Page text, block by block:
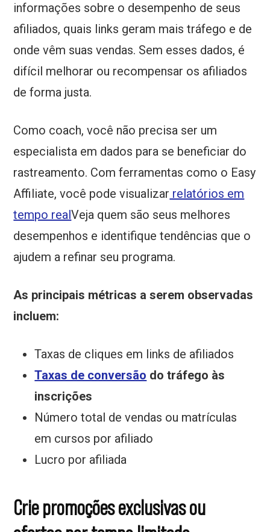
informações sobre o desempenho de seus
afiliados, quais links geram mais tráfego e de
onde vêm suas vendas. Sem esses dados, é
difícil melhorar ou recompensar os afiliados
de forma justa.
Como coach, você não precisa ser um
especialista em dados para se beneficiar do
rastreamento. Com ferramentas como o Easy
Affiliate, você pode visualizar relatórios em
tempo realVeja quem são seus melhores
desempenhos e identifique tendências que o
ajudem a refinar seu programa.
As principais métricas a serem observadas
incluem:
Taxas de cliques em links de afiliados
Taxas de conversão do tráfego às
inscrições
Número total de vendas ou matrículas
em cursos por afiliado
Lucro por afiliada
Crie promoções exclusivas ou